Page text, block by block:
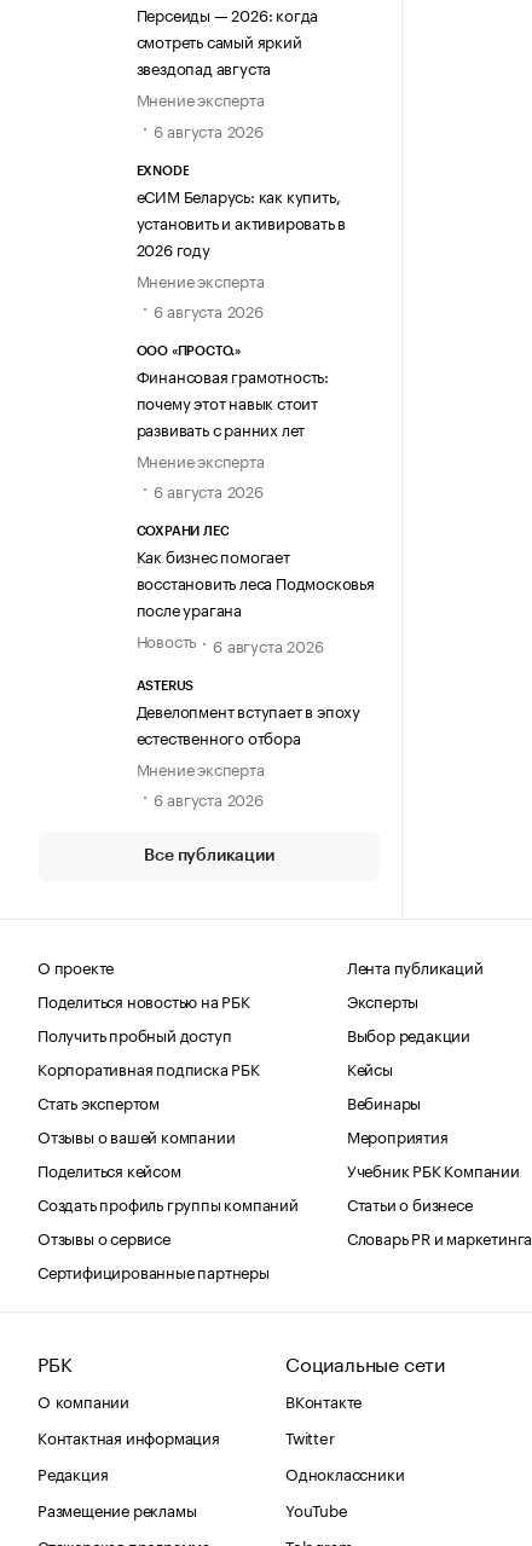
Персеиды — 2026: когда
смотреть самый яркий
звездопад августа
Мнение эксперта
6 августа 2026
EXNODE
еСИМ Беларусь: как купить,
установить и активировать в
2026 году
Мнение эксперта
6 августа 2026
ООО «ПРОСТО.»
Финансовая грамотность:
почему этот навык стоит
развивать с ранних лет
Мнение эксперта
6 августа 2026
СОХРАНИ ЛЕС
Как бизнес помогает
восстановить леса Подмосковья
после урагана
Новость
6 августа 2026
ASTERUS
Девелопмент вступает в эпоху
естественного отбора
Мнение эксперта
6 августа 2026
Все публикации
О проекте
Поделиться новостью на РБК
Получить пробный доступ
Корпоративная подписка РБК
Стать экспертом
Отзывы о вашей компании
Поделиться кейсом
Создать профиль группы компаний
Отзывы о сервисе
Сертифицированные партнеры
Лента публикаций
Эксперты
Выбор редакции
Кейсы
Вебинары
Мероприятия
Учебник РБК Компании
Статьи о бизнесе
Словарь PR и маркетинга
РБК
О компании
Контактная информация
Редакция
Размещение рекламы
Социальные сети
ВКонтакте
Twitter
Одноклассники
YouTube